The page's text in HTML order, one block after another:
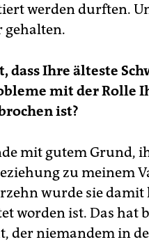
werden durften.
gehalten.
Ihre älteste
mit der Rolle
ist?
mit gutem Grund,
zu meinem
wurde sie
worden ist. Das hat
der niemandem in